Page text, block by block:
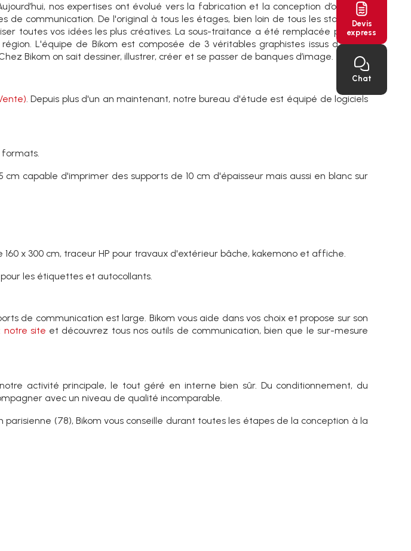
nos expertises ont évolué vers la fabrication et la conception d’outils de
de communication. De l'original à tous les étages, bien loin de tous les standards
toutes vos idées les plus créatives. La sous-traitance a été remplacée par des
L'équipe de Bikom est composée de 3 véritables graphistes issus d'écoles
Bikom on sait dessiner, illustrer, créer et se passer de banques d’image.
. Depuis plus d'un an maintenant, notre bureau d'étude est équipé de logiciels
formats.
capable d'imprimer des supports de 10 cm d'épaisseur mais aussi en blanc sur
x 300 cm, traceur HP pour travaux d'extérieur bâche, kakemono et affiche.
les étiquettes et autocollants.
de communication est large. Bikom vous aide dans vos choix et propose sur son
notre site et découvrez tous nos outils de communication, bien que le sur-mesure
activité principale, le tout géré en interne bien sûr. Du conditionnement, du
avec un niveau de qualité incomparable.
(78), Bikom vous conseille durant toutes les étapes de la conception à la
Devis
express
Chat